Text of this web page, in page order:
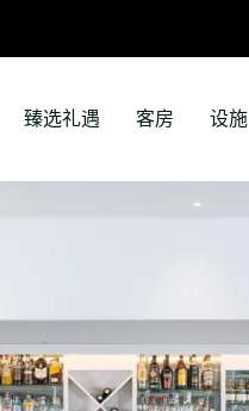
臻选礼遇 客房 设施